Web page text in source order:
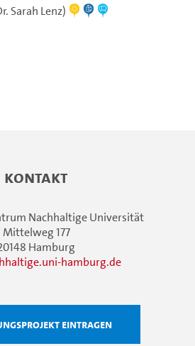
Sarah Lenz)
Kontakt
Nachhaltige Universität
Mittelweg 177
Hamburg
hamburg.de
eintragen